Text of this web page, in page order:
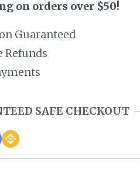
on orders over $50!
Guaranteed
Refunds
SAFE CHECKOUT